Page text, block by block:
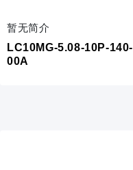
暂无简介
LC10MG-5.08-10P-140-
00A